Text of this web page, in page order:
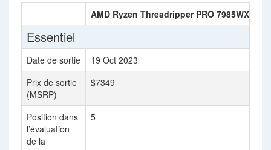
AMD Ryzen Threadripper PRO 7985WX
Essentiel
Date de sortie 19 Oct 2023
Prix de sortie
(MSRP)
$7349
Position dans
l’évaluation
de la
5